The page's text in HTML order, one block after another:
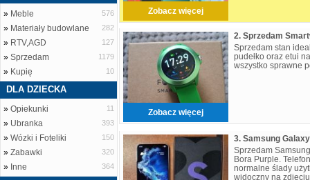
» Meble 576
» Materiały budowlane 282
» RTV,AGD 127
» Sprzedam 1179
» Kupię 10
DLA DZIECKA
» Opiekunki 11
» Ubranka 393
» Wózki i Foteliki 150
» Zabawki 320
» Inne 364
Zobacz więcej
Zobacz więcej
2. Sprzedam
Sprzedam stan
pudełko oraz etui
wszystko sprawne
Sprzedam
Bora Purple.
normalne ślady
widoczny na